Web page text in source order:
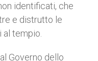
identificati, che
e distrutto le
al tempio.
Governo dello